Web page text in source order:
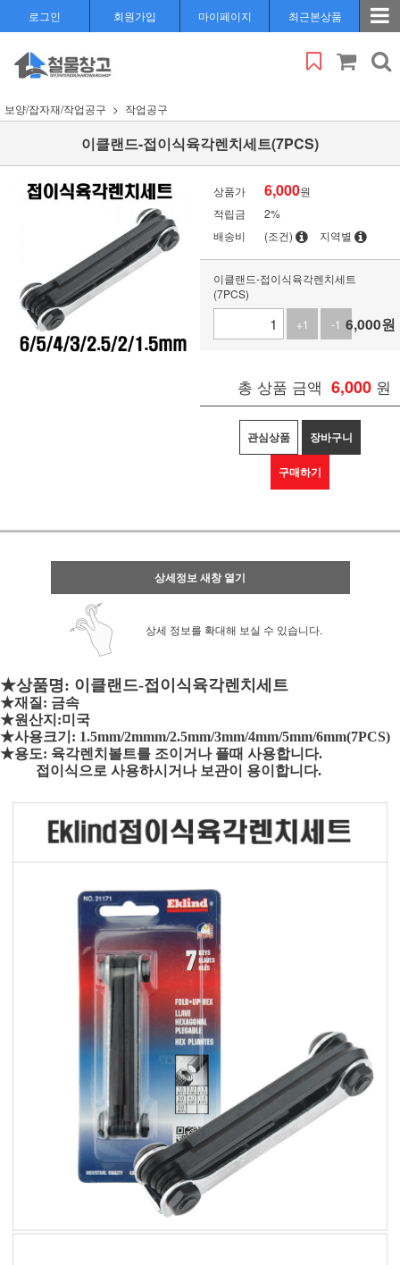
로그인 회원가입 마이페이지 최근본상품
보양/잡자재/작업공구 작업공구
이클랜드-접이식육각렌치세트(7PCS)
상품가 6,000원
적립금
2%
배송비
(조건) 지역별
이클랜드-접이식육각렌치세트
(7PCS)
+1
-1 6,000원
총 상품 금액 6,000 원
관심상품 장바구니
구매하기
상세정보 새창 열기
상세 정보를 확대해 보실 수 있습니다.
★상품명: 이클랜드-접이식육각렌치세트
★재질: 금속
★원산지:미국
★사용크기: 1.5mm/2mmm/2.5mm/3mm/4mm/5mm/6mm(7PCS)
★용도: 육각렌치볼트를 조이거나 플때 사용합니다.
접이식으로 사용하시거나 보관이 용이합니다.